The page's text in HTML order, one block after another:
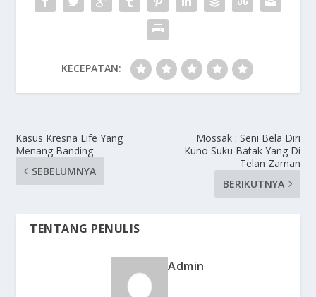
KECEPATAN:
Kasus Kresna Life Yang
Menang Banding
SEBELUMNYA
Mossak : Seni Bela Diri
Kuno Suku Batak Yang Di
Telan Zaman
BERIKUTNYA
TENTANG PENULIS
Admin